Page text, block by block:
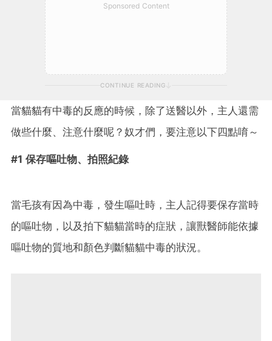
Sponsored Content
CONTINUE READING
當貓貓有中毒的反應的時候，除了送醫以外，主人還需
做些什麼、注意什麼呢？奴才們，要注意以下四點唷～
#1 保存嘔吐物、拍照紀錄
當毛孩有因為中毒，發生嘔吐時，主人記得要保存當時
的嘔吐物，以及拍下貓貓當時的症狀，讓獸醫師能依據
嘔吐物的質地和顏色判斷貓貓中毒的狀況。